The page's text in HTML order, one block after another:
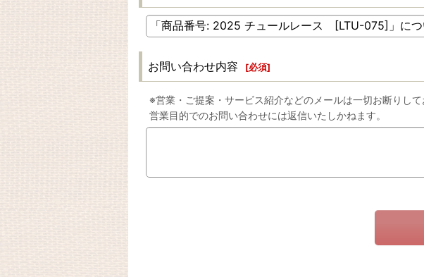
お問い合わせ内容 [必須]
※営業・ご提案・サービス紹介などのメールは一切お断りして
営業目的でのお問い合わせには返信いたしかねます。